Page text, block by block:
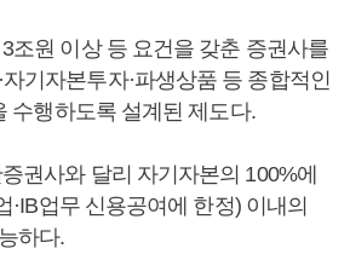
조원 이상 등 요건을 갖춘 증권사를
기자본투자·파생상품 등 종합적인
수행하도록 설계된 제도다.
권사와 달리 자기자본의 100%에
·IB업무 신용공여에 한정) 이내의
하다.